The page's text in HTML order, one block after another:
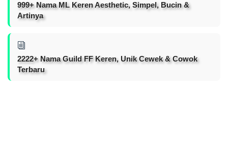
999+ Nama ML Keren Aesthetic, Simpel, Bucin &
Artinya
2222+ Nama Guild FF Keren, Unik Cewek & Cowok
Terbaru